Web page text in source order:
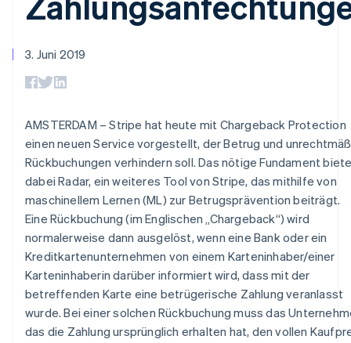
Zugriff auf mehr als
Terminal
Zahlungen vor Ort
Authorization
Boost
Autorisierungsraten
Link
Beschleunigter
Bezahlvorgang
Financial
Connections
Verbundene
Finanzdaten
Data Pipeline
Datensynchronisierung
Mehr
Product roadmap
Ausblick
Geldmanagement
Plattformen
KI-Unternehmen
Creator Economy
Gaming
Bewirtung, Reisen und
Versicherungen
Medien und
Unterhaltung
Gemeinnützige
Organisationen
Fachdienstleistungen
Öffentlicher Sektor
Marktplatz auf
Grundlagen der
Karten ausgeben: So
geht´s
Bereitstellung und
Verwaltung von
Diensten mit Agenten
Ressourcen
App-Integrationen
Code-Beispiele
Entwickler-Blog
API-Status
Produkt-Roadmap
Kontakt
Sales-Team
kontaktieren
Partner werden
3. Juni 2019
AMSTERDAM – Stripe hat heute mit Chargeback Protection
einen neuen Service vorgestellt, der Betrug und
Rückbuchungen verhindern soll. Das nötige Fundament
dabei Radar, ein weiteres Tool von Stripe, das mithilfe von
maschinellem Lernen (ML) zur Betrugsprävention beiträgt.
Eine Rückbuchung (im Englischen „Chargeback“) wird
normalerweise dann ausgelöst, wenn eine Bank oder ein
Kreditkartenunternehmen von einem Karteninhaber/einer
Karteninhaberin darüber informiert wird, dass mit der
betreffenden Karte eine betrügerische Zahlung veranlasst
wurde. Bei einer solchen Rückbuchung muss das
das die Zahlung ursprünglich erhalten hat, den vollen